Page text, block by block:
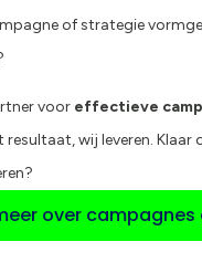
of strategie
voor effectieve
wij leveren. Klaar
over